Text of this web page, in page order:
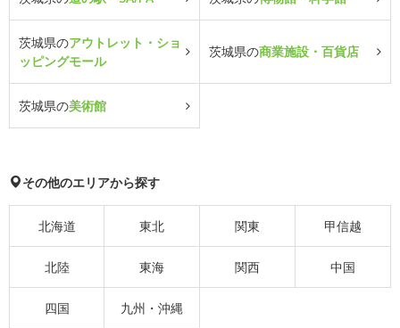
茨城県のアウトレット・ショ
ッピングモール
茨城県の商業施設・百貨店
茨城県の美術館
その他のエリアから探す
北海道 東北 関東 甲信越
北陸 東海 関西 中国
四国 九州・沖縄